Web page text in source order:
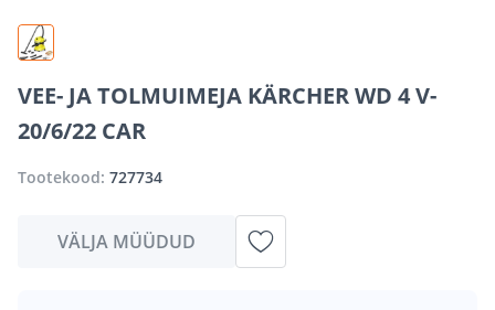
VEE- JA TOLMUIMEJA KÄRCHER WD 4 V-
20/6/22 CAR
Tootekood: 727734
VÄLJA MÜÜDUD